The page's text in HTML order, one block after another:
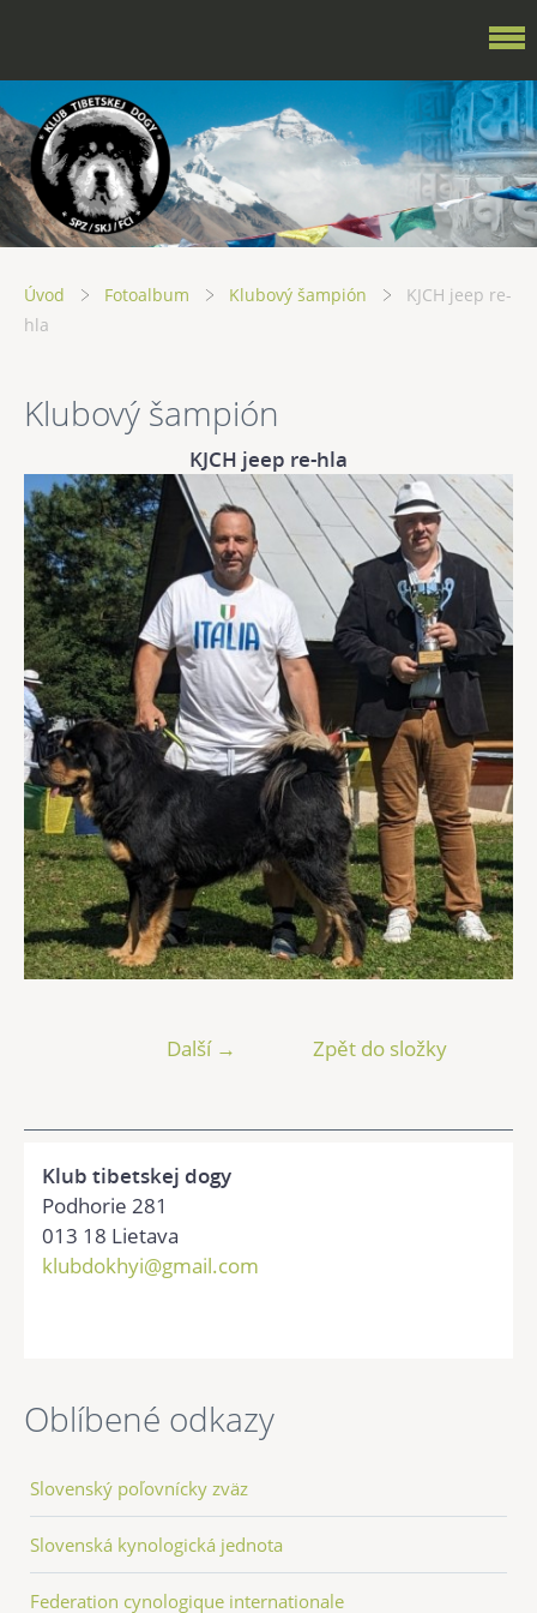
Úvod Fotoalbum Klubový šampión
KJCH jeep re-
hla
Klubový šampión
KJCH jeep re-hla
Další → Zpět do složky
Klub tibetskej dogy
Podhorie 281
013 18 Lietava
klubdokhyi@gmail.com
Oblíbené odkazy
Slovenský poľovnícky zväz
Slovenská kynologická jednota
Federation cynologique internationale